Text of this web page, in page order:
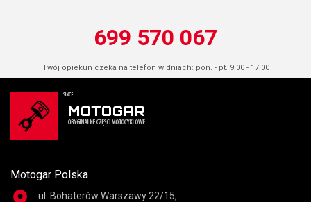
699 570 067
Twój opiekun czeka na telefon w dniach: pon. - pt. 9.00 - 17.00
Motogar Polska
ul. Bohaterów Warszawy 22/15,